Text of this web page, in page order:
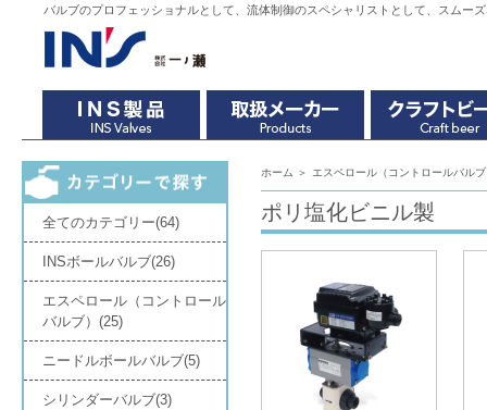
バルブのプロフェッショナルとして、流体制御のスペシャリストとして、スムー
ホーム ＞ エスペロール（コントロールバル
ポリ塩化ビニル製
全てのカテゴリー(64)
INSボールバルブ(26)
エスペロール（コントロール
バルブ）(25)
ニードルボールバルブ(5)
シリンダーバルブ(3)